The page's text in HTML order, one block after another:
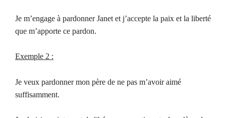
Je m’engage à pardonner Janet et j’accepte la paix et la liberté
que m’apporte ce pardon.
Exemple 2 :
Je veux pardonner mon père de ne pas m’avoir aimé
suffisamment.